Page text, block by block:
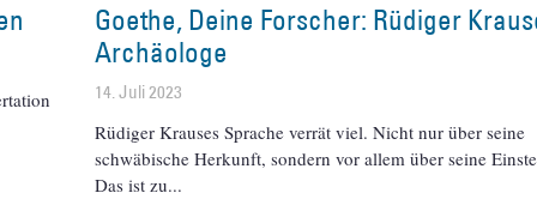
Goethe, Deine Forscher: Rüdiger
Archäologe
14. Juli 2023
Rüdiger Krauses Sprache verrät viel. Nicht nur über seine
schwäbische Herkunft, sondern vor allem über seine
Das ist zu